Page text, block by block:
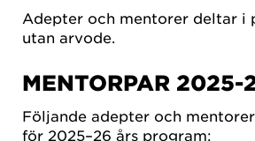
Adepter och mentorer deltar i
utan arvode.
MENTORPAR 2025-
Följande adepter och
för 2025–26 års program: